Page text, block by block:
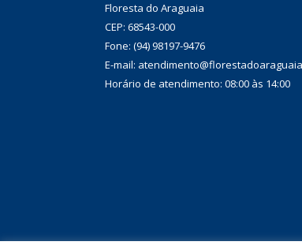
Floresta do Araguaia
CEP: 68543-000
Fone: (94) 98197-9476
E-mail:
Horário de atendimento: 08:00 às 14:00